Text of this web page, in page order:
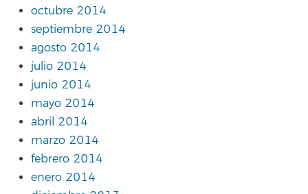
octubre 2014
septiembre 2014
agosto 2014
julio 2014
junio 2014
mayo 2014
abril 2014
marzo 2014
febrero 2014
enero 2014